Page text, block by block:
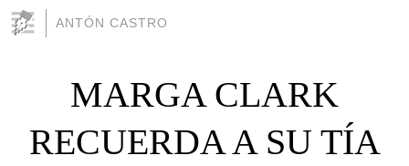
ANTÓN CASTRO
MARGA CLARK
RECUERDA A SU TÍA